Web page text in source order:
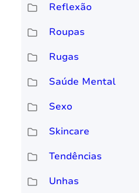
Reflexão
Roupas
Rugas
Saúde Mental
Sexo
Skincare
Tendências
Unhas